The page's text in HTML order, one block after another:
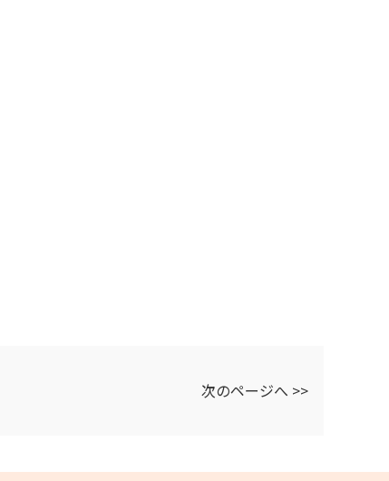
次のページへ >>